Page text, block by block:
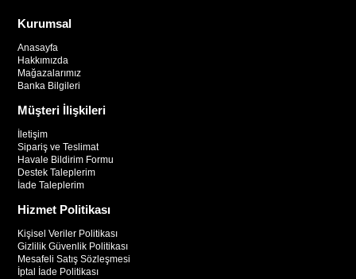
Kurumsal
Anasayfa
Hakkımızda
Mağazalarımız
Banka Bilgileri
Müşteri İlişkileri
İletişim
Sipariş ve Teslimat
Havale Bildirim Formu
Destek Taleplerim
İade Taleplerim
Hizmet Politikası
Kişisel Veriler Politikası
Gizlilik Güvenlik Politikası
Mesafeli Satış Sözleşmesi
İptal İade Politikası